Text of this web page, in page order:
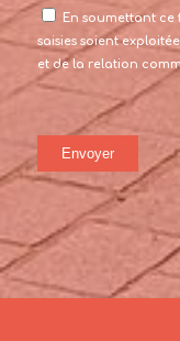
En soumettant
saisies soient
et de la relation